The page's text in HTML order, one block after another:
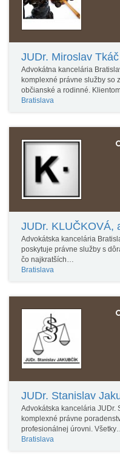
JUDr. Miroslav Tkáč
Advokátna kancelária
komplexné právne služby so
občianské a rodinné.
Bratislava
JUDr. KLUČKOVÁ,
Advokátska kancelária
poskytuje právne služby s
čo najkratších…
Bratislava
JUDr. Stanislav
Advokátska kancelária JUDr.
komplexné právne
profesionálnej úrovni.
Bratislava